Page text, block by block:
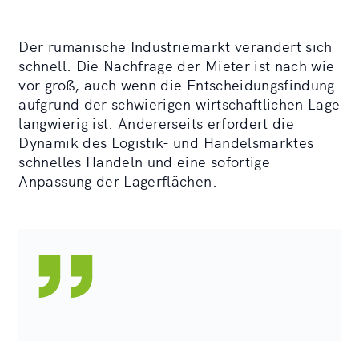
Der rumänische Industriemarkt verändert sich
schnell. Die Nachfrage der Mieter ist nach wie
vor groß, auch wenn die Entscheidungsfindung
aufgrund der schwierigen wirtschaftlichen Lage
langwierig ist. Andererseits erfordert die
Dynamik des Logistik- und Handelsmarktes
schnelles Handeln und eine sofortige
Anpassung der Lagerflächen.